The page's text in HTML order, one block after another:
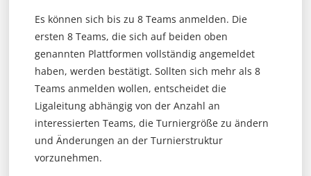
Es können sich bis zu 8 Teams anmelden. Die
ersten 8 Teams, die sich auf beiden oben
genannten Plattformen vollständig angemeldet
haben, werden bestätigt. Sollten sich mehr als 8
Teams anmelden wollen, entscheidet die
Ligaleitung abhängig von der Anzahl an
interessierten Teams, die Turniergröße zu ändern
und Änderungen an der Turnierstruktur
vorzunehmen.